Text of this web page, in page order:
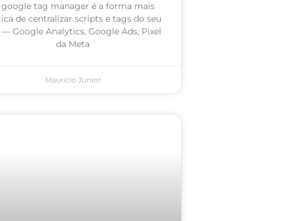
tag manager é a forma mais
de centralizar scripts e tags do seu
Google Analytics, Google Ads, Pixel
da Meta
Mauricio Junior